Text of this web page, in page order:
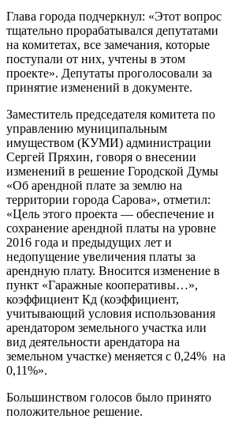
Глава города подчеркнул: «Этот вопрос
тщательно прорабатывался депутатами
на комитетах, все замечания, которые
поступали от них, учтены в этом
проекте». Депутаты проголосовали за
принятие изменений в документе.
Заместитель председателя комитета по
управлению муниципальным
имуществом (КУМИ) администрации
Сергей Пряхин, говоря о внесении
изменений в решение Городской Думы
«Об арендной плате за землю на
территории города Сарова», отметил:
«Цель этого проекта — обеспечение и
сохранение арендной платы на уровне
2016 года и предыдущих лет и
недопущение увеличения платы за
арендную плату. Вносится изменение в
пункт «Гаражные кооперативы…»,
коэффициент Кд (коэффициент,
учитывающий условия использования
арендатором земельного участка или
вид деятельности арендатора на
земельном участке) меняется с 0,24% на
0,11%».
Большинством голосов было принято
положительное решение.